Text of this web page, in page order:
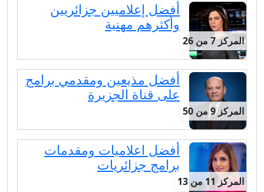
المركز 7 من 26
أفضل إعلاميين جزائريين
وأكثرهم مهنية
المركز 9 من 50
أفضل مذيعين ومقدمي برامج
على قناة الجزيرة
المركز 11 من 13
أفضل اعلاميات ومقدمات
برامج جزائريات